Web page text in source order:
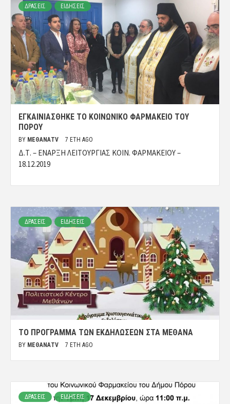
ΔΡΑΣΕΙΣ ΕΙΔΗΣΕΙΣ
ΕΓΚΑΙΝΙΆΣΘΗΚΕ ΤΟ ΚΟΙΝΩΝΙΚΌ ΦΑΡΜΑΚΕΊΟ ΤΟΥ
ΠΌΡΟΥ
BY ΜΈΘΑΝΑTV 7 ΈΤΗ AGO
Δ.Τ. – ΕΝΑΡΞΗ ΛΕΙΤΟΥΡΓΙΑΣ ΚΟΙΝ. ΦΑΡΜΑΚΕΙΟΥ –
18.12.2019
ΔΡΑΣΕΙΣ ΕΙΔΗΣΕΙΣ
ΤΟ ΠΡΌΓΡΑΜΜΑ ΤΩΝ ΕΚΔΗΛΏΣΕΩΝ ΣΤΑ ΜΈΘΑΝΑ
BY ΜΈΘΑΝΑTV 7 ΈΤΗ AGO
ΔΡΑΣΕΙΣ ΕΙΔΗΣΕΙΣ